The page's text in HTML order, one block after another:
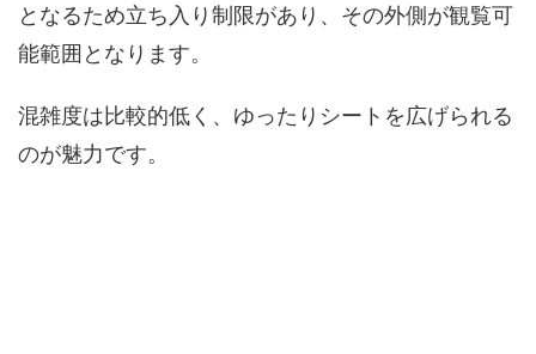
となるため立ち入り制限があり、その外側が観覧可
能範囲となります。
混雑度は比較的低く、ゆったりシートを広げられる
のが魅力です。